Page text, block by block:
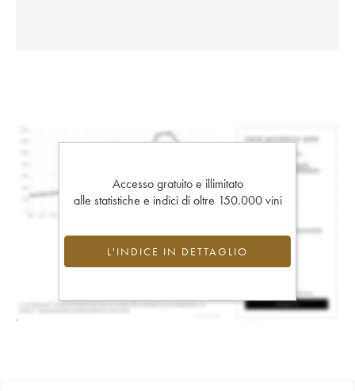
Accesso gratuito e illimitato
alle statistiche e indici di oltre 150.000 vini
L'INDICE IN DETTAGLIO